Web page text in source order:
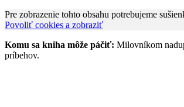
Pre zobrazenie tohto obsahu potrebujeme
Povoliť cookies a zobraziť
Komu sa kniha môže páčiť: Milovníkom
príbehov.